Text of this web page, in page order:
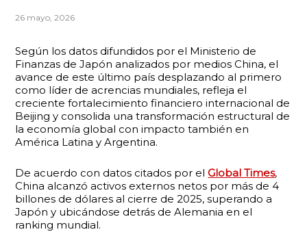
26 mayo, 2026
Según los datos difundidos por el Ministerio de
Finanzas de Japón analizados por medios China, el
avance de este último país desplazando al primero
como líder de acrencias mundiales, refleja el
creciente fortalecimiento financiero internacional de
Beijing y consolida una transformación estructural de
la economía global con impacto también en
América Latina y Argentina.
De acuerdo con datos citados por elGlobal Times,
China alcanzó activos externos netos por más de 4
billones de dólares al cierre de 2025, superando a
Japón y ubicándose detrás de Alemania en el
ranking mundial.